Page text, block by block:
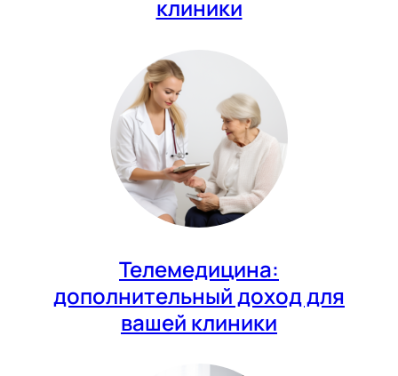
клиники
Телемедицина:
дополнительный доход для
вашей клиники